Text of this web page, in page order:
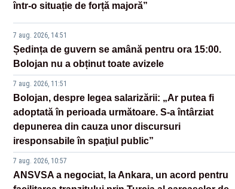
într-o situație de forță majoră”
7 aug. 2026, 14:51
Ședința de guvern se amână pentru ora 15:00.
Bolojan nu a obținut toate avizele
7 aug. 2026, 11:51
Bolojan, despre legea salarizării: „Ar putea fi
adoptată în perioada următoare. S-a întârziat
depunerea din cauza unor discursuri
iresponsabile în spaţiul public”
7 aug. 2026, 10:57
ANSVSA a negociat, la Ankara, un acord pentru